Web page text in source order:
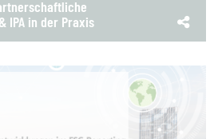
IPA in der Praxis